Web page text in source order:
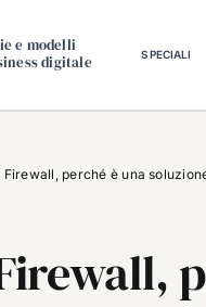
e modelli
digitale
SPECIALI
Firewall, perché è una